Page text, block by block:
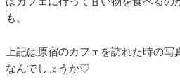
も。
上記は原宿のカフェを訪れた時の写
なんでしょうか♡